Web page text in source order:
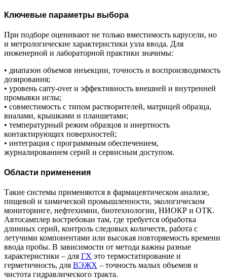
Ключевые параметры выбора
При подборе оценивают не только вместимость карусели, но
и метрологические характеристики узла ввода. Для
инженерной и лабораторной практики значимы:
• диапазон объемов инъекции, точность и воспроизводимость
дозирования;
• уровень carry-over и эффективность внешней и внутренней
промывки иглы;
• совместимость с типом растворителей, матрицей образца,
виалами, крышками и планшетами;
• температурный режим образцов и инертность
контактирующих поверхностей;
• интеграция с программным обеспечением,
журналированием серий и сервисным доступом.
Области применения
Такие системы применяются в фармацевтическом анализе,
пищевой и химической промышленности, экологическом
мониторинге, нефтехимии, биотехнологии, НИОКР и ОТК.
Автосамплер востребован там, где требуется обработка
длинных серий, контроль следовых количеств, работа с
летучими компонентами или высокая повторяемость времени
ввода пробы. В зависимости от метода важны разные
характеристики – для ГХ это термостатирование и
герметичность, для ВЭЖХ – точность малых объемов и
чистота гидравлического тракта.